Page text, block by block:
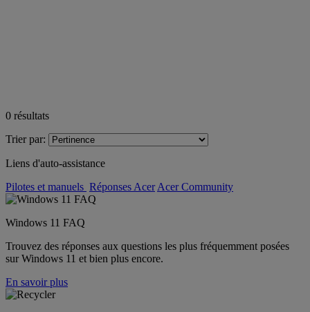
0 résultats
Trier par:
Liens d'auto-assistance
Pilotes et manuels Réponses Acer Acer Community
Windows 11 FAQ
Trouvez des réponses aux questions les plus fréquemment posées
sur Windows 11 et bien plus encore.
En savoir plus